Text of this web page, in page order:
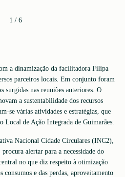
1 / 6
a dinamização da facilitadora Filipa
parceiros locais. Em conjunto foram
surgidas nas reuniões anteriores. O
a sustentabilidade dos recursos
se várias atividades e estratégias, que
Local de Ação Integrada de Guimarães.
Nacional Cidade Circulares (INC2),
alertar para a necessidade do
no que diz respeito à otimização
consumos e das perdas, aproveitamento